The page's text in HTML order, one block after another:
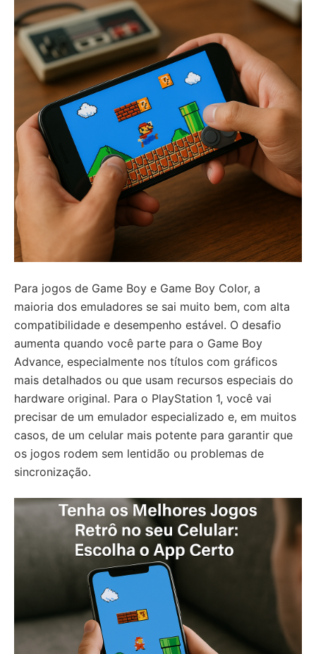
Para jogos de Game Boy e Game Boy Color, a
maioria dos emuladores se sai muito bem, com alta
compatibilidade e desempenho estável. O desafio
aumenta quando você parte para o Game Boy
Advance, especialmente nos títulos com gráficos
mais detalhados ou que usam recursos especiais do
hardware original. Para o PlayStation 1, você vai
precisar de um emulador especializado e, em muitos
casos, de um celular mais potente para garantir que
os jogos rodem sem lentidão ou problemas de
sincronização.